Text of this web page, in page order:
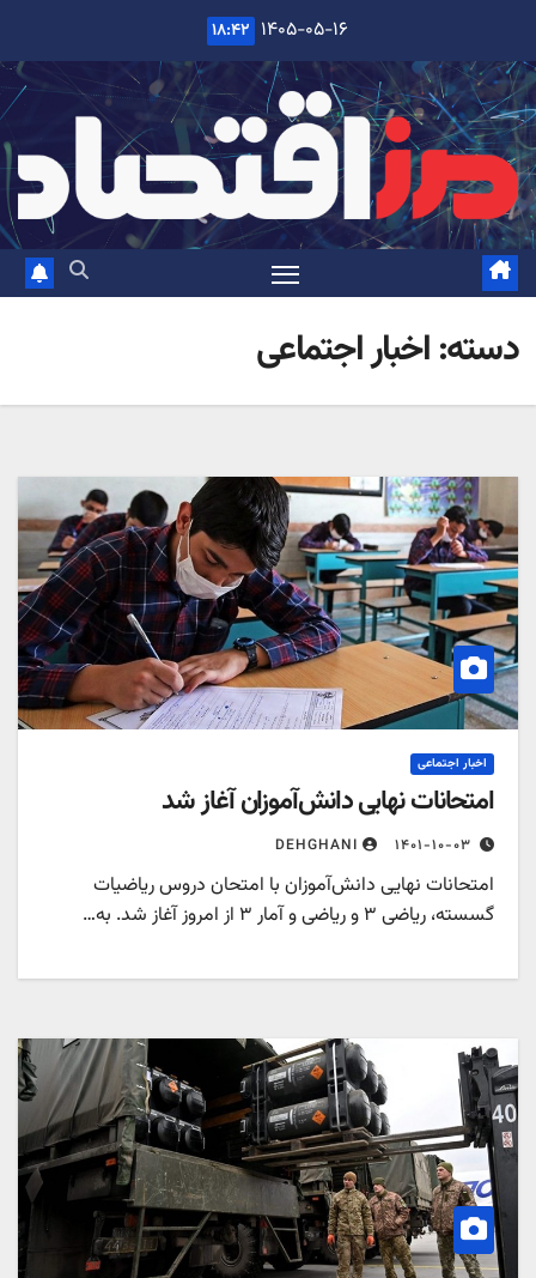
۱۴۰۵-۰۵-۱۶ ۱۸:۴۲
دسته:اخبار اجتماعی
اخبار اجتماعی
امتحانات نهایی دانش‌آموزان آغاز شد
۱۴۰۱-۱۰-۰۳ DEHGHANI
امتحانات نهایی دانش‌آموزان با امتحان دروس ریاضیات
گسسته، ریاضی ۳ و ریاضی و آمار ۳ از امروز آغاز شد. به…